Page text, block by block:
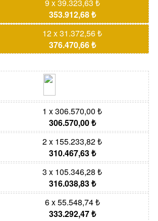
9 x 39.323,63 ₺
353.912,68 ₺
12 x 31.372,56 ₺
376.470,66 ₺
1 x 306.570,00 ₺
306.570,00 ₺
2 x 155.233,82 ₺
310.467,63 ₺
3 x 105.346,28 ₺
316.038,83 ₺
6 x 55.548,74 ₺
333.292,47 ₺